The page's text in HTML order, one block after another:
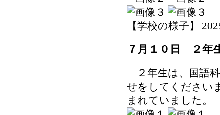
【学校の様子】
７月１０日 ２年
２年生は、国語
せをしてください
まれていました。